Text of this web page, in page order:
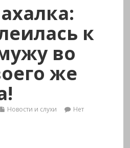
к
во
же
Новости и слухи
Нет